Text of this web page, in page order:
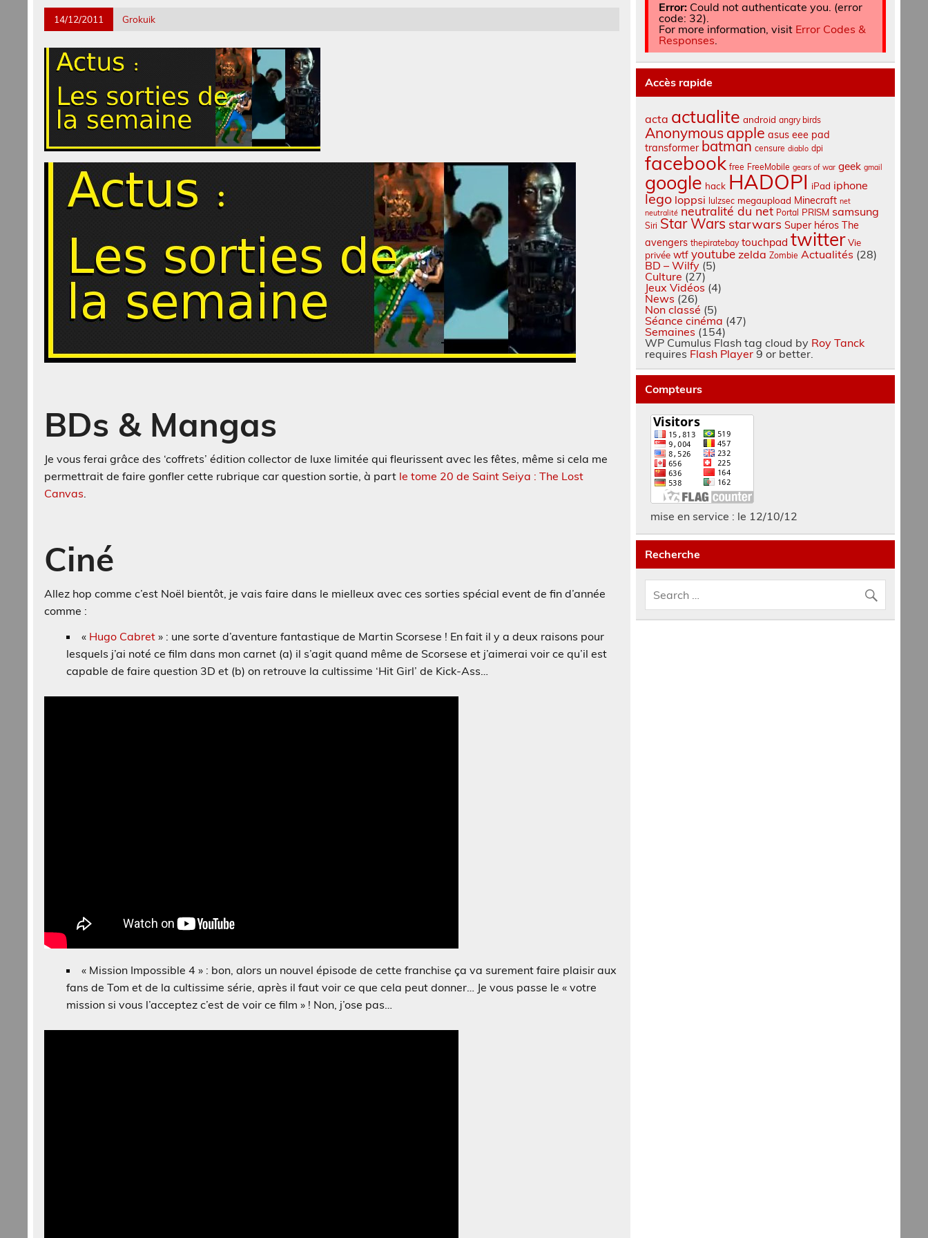
14/12/2011 Grokuik
BDs & Mangas
Je vous ferai grâce des ‘coffrets’ édition collector de luxe limitée qui fleurissent avec les fêtes, même si cela me
permettrait de faire gonfler cette rubrique car question sortie, à part le tome 20 de Saint Seiya : The Lost
Canvas.
Ciné
Allez hop comme c’est Noël bientôt, je vais faire dans le mielleux avec ces sorties spécial event de fin d’année
comme :
« Hugo Cabret » : une sorte d’aventure fantastique de Martin Scorsese ! En fait il y a deux raisons pour
lesquels j’ai noté ce film dans mon carnet (a) il s’agit quand même de Scorsese et j’aimerai voir ce qu’il est
capable de faire question 3D et (b) on retrouve la cultissime ‘Hit Girl’ de Kick-Ass…
« Mission Impossible 4 » : bon, alors un nouvel épisode de cette franchise ça va surement faire plaisir aux
fans de Tom et de la cultissime série, après il faut voir ce que cela peut donner… Je vous passe le « votre
mission si vous l’acceptez c’est de voir ce film » ! Non, j’ose pas…
Error: Could not authenticate you. (error
code: 32).
For more information, visit Error Codes &
Responses
Accès rapide
acta actualite android angry birds
Anonymousapple asus eee pad
transformer batman censure diablo dpi
facebook free FreeMobile gears of war geek gmail
google hack HADOPI iPad iphone
lego loppsi lulzsec megaupload Minecraft net
neutralité neutralité du net Portal PRISM samsung
Siri Star Wars starwars Super héros The
avengers thepiratebay touchpad twitter Vie
privée wtf youtube zelda Zombie Actualités (28)
BD – Wilfy (5)
Culture (27)
Jeux Vidéos (4)
News (26)
Non classé (5)
Séance cinéma (47)
Semaines (154)
WP Cumulus Flash tag cloud by Roy Tanck
requires Flash Player 9 or better.
Compteurs
mise en service : le 12/10/12
Recherche